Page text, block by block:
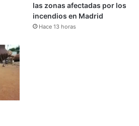
las zonas afectadas por los
incendios en Madrid
Hace 13 horas